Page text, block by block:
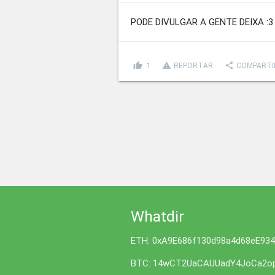
PODE DIVULGAR A GENTE DEIXA :3
thumb_up 1 report_problem REPORTAR share
Whatdir
ETH:
BTC: